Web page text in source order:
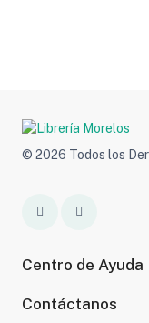
© 2026 Todos los
Centro de Ayuda
Contáctanos